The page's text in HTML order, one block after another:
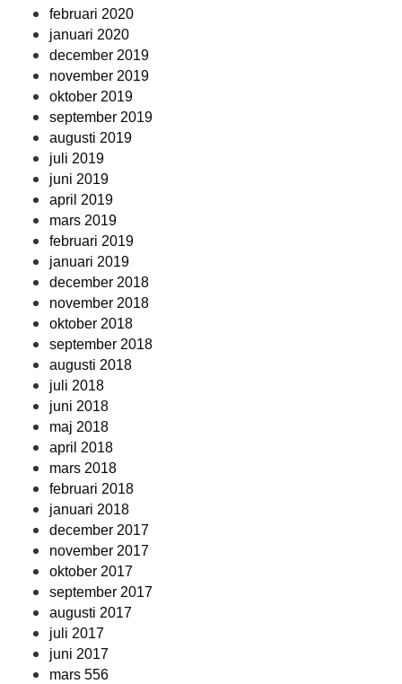
februari 2020
januari 2020
december 2019
november 2019
oktober 2019
september 2019
augusti 2019
juli 2019
juni 2019
april 2019
mars 2019
februari 2019
januari 2019
december 2018
november 2018
oktober 2018
september 2018
augusti 2018
juli 2018
juni 2018
maj 2018
april 2018
mars 2018
februari 2018
januari 2018
december 2017
november 2017
oktober 2017
september 2017
augusti 2017
juli 2017
juni 2017
mars 556